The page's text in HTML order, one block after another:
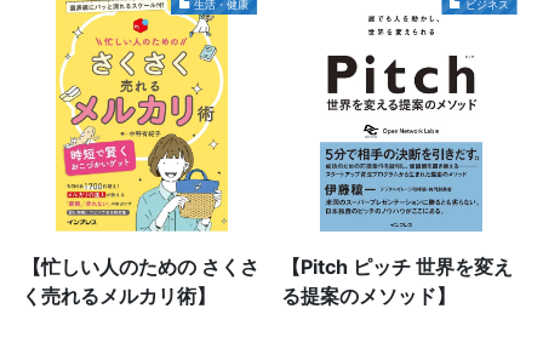
生活・健康
【忙しい人のための さくさ
く売れるメルカリ術】
ビジネス
【Pitch ピッチ 世界を変え
る提案のメソッド】